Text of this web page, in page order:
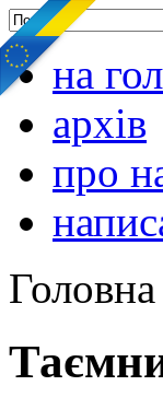
на
архів
про
Головна